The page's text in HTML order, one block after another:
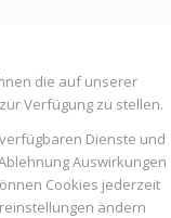
die auf unserer
Verfügung zu stellen.
Dienste und
Auswirkungen
Cookies jederzeit
ändern